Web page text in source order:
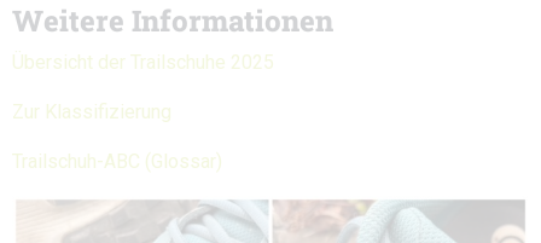
Weitere Informationen
Übersicht der Trailschuhe 2025
Zur Klassifizierung
Trailschuh-ABC (Glossar)